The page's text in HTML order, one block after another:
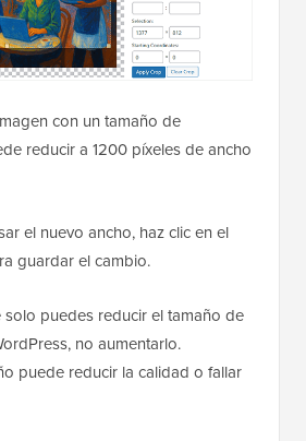
con un tamaño de
reducir a 1200 píxeles de ancho
el nuevo ancho, haz clic en el
guardar el cambio.
solo puedes reducir el tamaño de
no aumentarlo.
puede reducir la calidad o fallar